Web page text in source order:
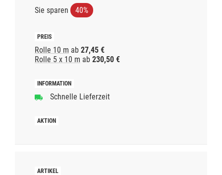
Sie sparen 40%
Rolle 10 m ab 27,45 €
Rolle 5 x 10 m ab 230,50 €
Schnelle Lieferzeit